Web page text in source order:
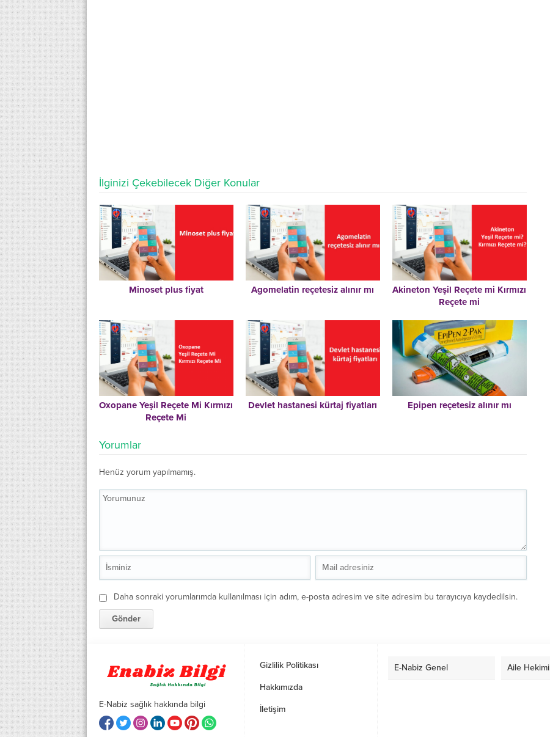
İlginizi Çekebilecek Diğer Konular
Minoset plus fiyat Agomelatin reçetesiz alınır mı
Akineton Yeşil Reçete mi Kırmızı
Reçete mi
Oxopane Yeşil Reçete Mi Kırmızı
Reçete Mi
Devlet hastanesi kürtaj fiyatları Epipen reçetesiz alınır mı
Yorumlar
Henüz yorum yapılmamış.
Daha sonraki yorumlarımda kullanılması için adım, e-posta adresim ve site adresim bu tarayıcıya kaydedilsin.
E-Nabiz sağlık hakkında bilgi
Gizlilik Politikası
Hakkımızda
İletişim
E-Nabiz Genel Aile Hekimi